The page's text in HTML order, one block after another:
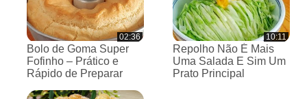
02:36
Bolo de Goma Super
Fofinho – Prático e
Rápido de Preparar
10:11
Repolho Não É Mais
Uma Salada E Sim Um
Prato Principal